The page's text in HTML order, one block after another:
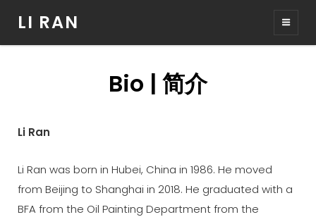
LI RAN
Bio | 简介
Li Ran
Li Ran was born in Hubei, China in 1986. He moved
from Beijing to Shanghai in 2018. He graduated with a
BFA from the Oil Painting Department from the